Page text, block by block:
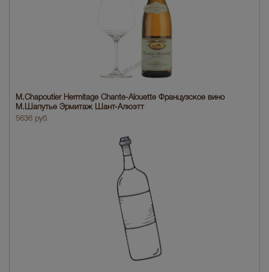
M.Chapoutier Hermitage Chante-Alouette Французское вино
М.Шапутье Эрмитаж Шант-Алюэтт
5636 руб.